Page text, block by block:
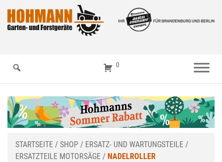
0
STARTSEITE / SHOP / ERSATZ- UND WARTUNGSTEILE /
ERSATZTEILE MOTORSÄGE / NADELROLLER